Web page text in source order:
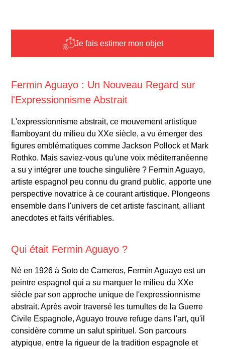
Je fais estimer mon objet
Fermin Aguayo : Un Nouveau Regard sur
l'Expressionnisme Abstrait
L'expressionnisme abstrait, ce mouvement artistique
flamboyant du milieu du XXe siècle, a vu émerger des
figures emblématiques comme Jackson Pollock et Mark
Rothko. Mais saviez-vous qu'une voix méditerranéenne
a su y intégrer une touche singulière ? Fermin Aguayo,
artiste espagnol peu connu du grand public, apporte une
perspective novatrice à ce courant artistique. Plongeons
ensemble dans l'univers de cet artiste fascinant, alliant
anecdotes et faits vérifiables.
Qui était Fermin Aguayo ?
Né en 1926 à Soto de Cameros, Fermin Aguayo est un
peintre espagnol qui a su marquer le milieu du XXe
siècle par son approche unique de l'expressionnisme
abstrait. Après avoir traversé les tumultes de la Guerre
Civile Espagnole, Aguayo trouve refuge dans l'art, qu'il
considère comme un salut spirituel. Son parcours
atypique, entre la rigueur de la tradition espagnole et